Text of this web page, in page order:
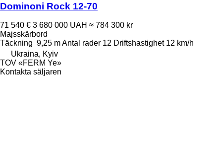
Dominoni Rock 12-70
71 540 € 3 680 000 UAH ≈ 784 300 kr
Majsskärbord
Täckning 9,25 mAntal rader 12 Driftshastighet 12 km/h
Ukraina, Kyiv
TOV «FERM Ye»
Kontakta säljaren